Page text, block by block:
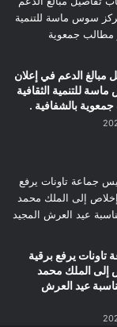
مبالغ الدعم في إعلان
للتنمية الثقافية
بالشفافية .
يرفع برقية
إلى الملك محمد
عيد العرش